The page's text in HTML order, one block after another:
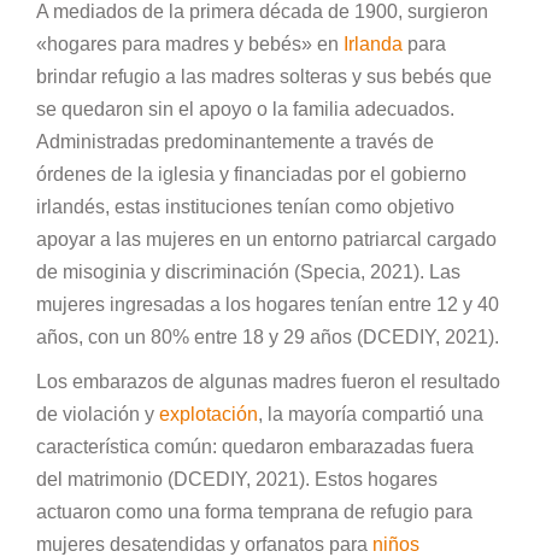
A mediados de la primera década de 1900, surgieron
«hogares para madres y bebés» en Irlanda para
brindar refugio a las madres solteras y sus bebés que
se quedaron sin el apoyo o la familia adecuados.
Administradas predominantemente a través de
órdenes de la iglesia y financiadas por el gobierno
irlandés, estas instituciones tenían como objetivo
apoyar a las mujeres en un entorno patriarcal cargado
de misoginia y discriminación (Specia, 2021). Las
mujeres ingresadas a los hogares tenían entre 12 y 40
años, con un 80% entre 18 y 29 años (DCEDIY, 2021).
Los embarazos de algunas madres fueron el resultado
de violación y explotación, la mayoría compartió una
característica común: quedaron embarazadas fuera
del matrimonio (DCEDIY, 2021). Estos hogares
actuaron como una forma temprana de refugio para
mujeres desatendidas y orfanatos para niños